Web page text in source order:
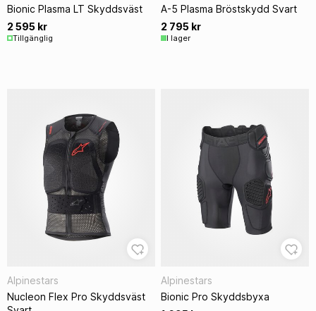
Bionic Plasma LT Skyddsväst
2 595 kr
Tillgänglig
A-5 Plasma Bröstskydd Svart
2 795 kr
I lager
Alpinestars
Nucleon Flex Pro Skyddsväst
Alpinestars
Bionic Pro Skyddsbyxa